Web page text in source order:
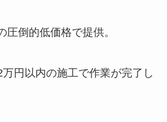
圧倒的低価格で提供。
円以内の施工で作業が完了し